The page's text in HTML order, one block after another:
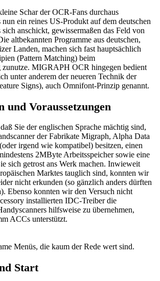
Schar der OCR-Fans durchaus
ein reines US-Produkt auf dem deutschen
anschickt, gewissermaßen das Feld von
altbekannten Programme aus deutschen,
Landen, machen sich fast hauptsächlich
(Pattern Matching) beim
zunutze. MIGRAPH OCR hingegen bedient
unter anderem der neueren Technik der
Signs), auch Omnifont-Prinzip genannt.
und Voraussetzungen
Sie der englischen Sprache mächtig sind,
der Fabrikate Migraph, Alpha Data
irgend wie kompatibel) besitzen, einen
2MByte Arbeitsspeicher sowie eine
sich getrost ans Werk machen. Inwieweit
Marktes tauglich sind, konnten wir
nicht erkunden (so gänzlich anders dürften
Ebenso konnten wir den Versuch nicht
installierten IDC-Treiber die
hilfsweise zu übernehmen,
ACCs unterstützt.
Menüs, die kaum der Rede wert sind.
Start